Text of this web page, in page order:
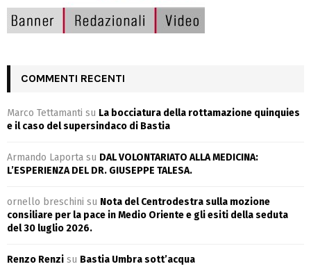
COMMENTI RECENTI
Marco Tettamanti su La bocciatura della rottamazione quinquies
e il caso del supersindaco di Bastia
Armando Laporta su DAL VOLONTARIATO ALLA MEDICINA:
L’ESPERIENZA DEL DR. GIUSEPPE TALESA.
ornello breschini su Nota del Centrodestra sulla mozione
consiliare per la pace in Medio Oriente e gli esiti della seduta
del 30 luglio 2026.
Renzo Renzi su Bastia Umbra sott’acqua